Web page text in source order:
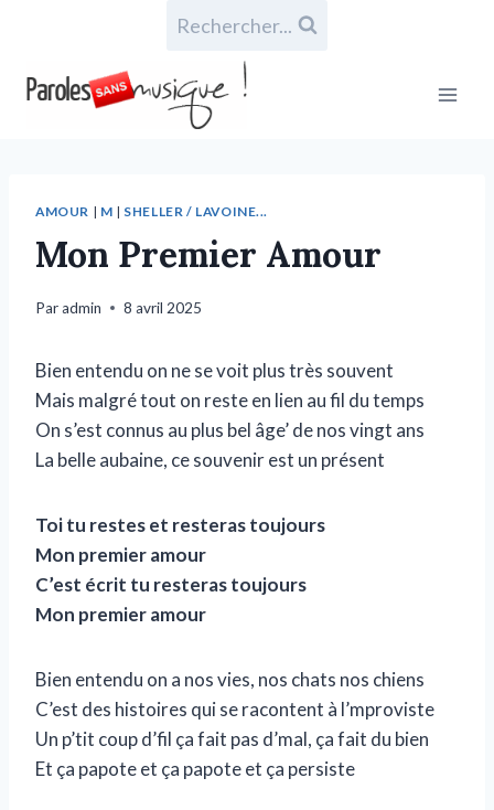
Rechercher...
AMOUR | M | SHELLER / LAVOINE...
Mon Premier Amour
Paradmin 8 avril 2025
Bien entendu on ne se voit plus très souvent
Mais malgré tout on reste en lien au fil du temps
On s’est connus au plus bel âge’ de nos vingt ans
La belle aubaine, ce souvenir est un présent
Toi tu restes et resteras toujours
Mon premier amour
C’est écrit tu resteras toujours
Mon premier amour
Bien entendu on a nos vies, nos chats nos chiens
C’est des histoires qui se racontent à l’mproviste
Un p’tit coup d’fil ça fait pas d’mal, ça fait du bien
Et ça papote et ça papote et ça persiste